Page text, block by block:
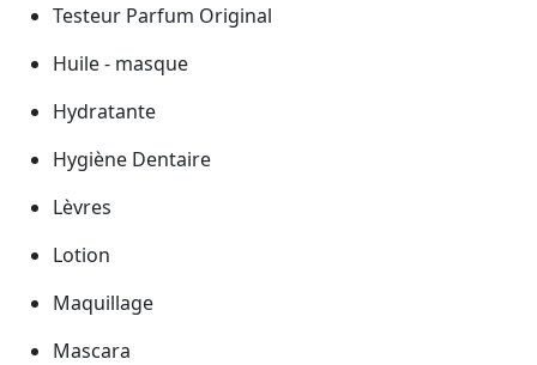
Testeur Parfum Original
Huile - masque
Hydratante
Hygiène Dentaire
Lèvres
Lotion
Maquillage
Mascara